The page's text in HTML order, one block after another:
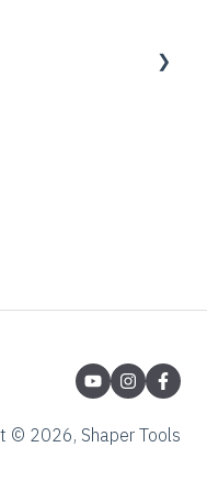
© 2026, Shaper Tools